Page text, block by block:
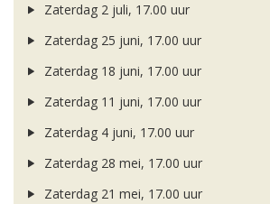
Zaterdag 2 juli, 17.00 uur
Zaterdag 25 juni, 17.00 uur
Zaterdag 18 juni, 17.00 uur
Zaterdag 11 juni, 17.00 uur
Zaterdag 4 juni, 17.00 uur
Zaterdag 28 mei, 17.00 uur
Zaterdag 21 mei, 17.00 uur